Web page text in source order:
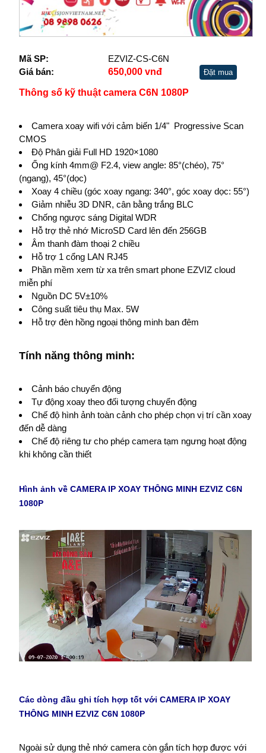
Mã SP:
EZVIZ-CS-C6N
Giá bán:
650,000 vnđ Đặt mua
Thông số kỹ thuật camera C6N 1080P
Camera xoay wifi với cảm biến 1/4" Progressive Scan
CMOS
Độ Phân giải Full HD 1920×1080
Ống kính 4mm@ F2.4, view angle: 85°(chéo), 75°
(ngang), 45°(dọc)
Xoay 4 chiều (góc xoay ngang: 340°, góc xoay dọc: 55°)
Giảm nhiễu 3D DNR, cân bằng trắng BLC
Chống ngược sáng Digital WDR
Hỗ trợ thẻ nhớ MicroSD Card lên đến 256GB
Âm thanh đàm thoại 2 chiều
Hỗ trợ 1 cổng LAN RJ45
Phần mềm xem từ xa trên smart phone EZVIZ cloud
miễn phí
Nguồn DC 5V±10%
Công suất tiêu thụ Max. 5W
Hỗ trợ đèn hồng ngoại thông minh ban đêm
Tính năng thông minh:
Cảnh báo chuyển động
Tự động xoay theo đối tượng chuyển động
Chế độ hình ảnh toàn cảnh cho phép chọn vị trí cần xoay
đến dễ dàng
Chế độ riêng tư cho phép camera tạm ngưng hoạt động
khi không cần thiết
Hình ảnh về CAMERA IP XOAY THÔNG MINH EZVIZ C6N
1080P
Các dòng đầu ghi tích hợp tốt với CAMERA IP XOAY
THÔNG MINH EZVIZ C6N 1080P
Ngoài sử dụng thẻ nhớ camera còn gắn tích hợp được với